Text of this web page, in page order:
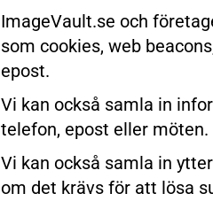
ImageVault.se och
som cookies, web
epost.
Vi kan också samla in
telefon, epost eller möten.
Vi kan också samla in
om det krävs för att lösa